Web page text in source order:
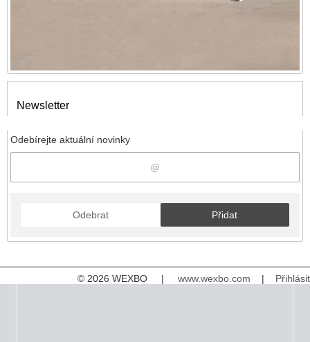
Newsletter
Odebírejte aktuální novinky
Odebrat Přidat
© 2026 WEXBO | www.wexbo.com | Přihlásit